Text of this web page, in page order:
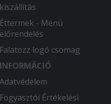
kifogástalan.
de a futárral és
elégedve
kiszállítás
Éttermek - Menü
előrendelés
Falatozz logó csomag
INFORMÁCIÓ
Adatvédelem
Fogyasztói Értékelési